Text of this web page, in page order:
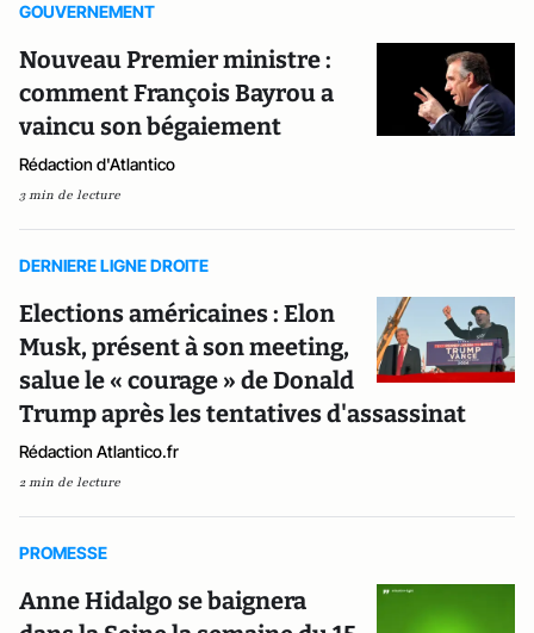
GOUVERNEMENT
Nouveau Premier ministre :
comment François Bayrou a
vaincu son bégaiement
Rédaction d'Atlantico
3 min de lecture
DERNIERE LIGNE DROITE
Elections américaines : Elon
Musk, présent à son meeting,
salue le « courage » de Donald
Trump après les tentatives d'assassinat
Rédaction Atlantico.fr
2 min de lecture
PROMESSE
Anne Hidalgo se baignera